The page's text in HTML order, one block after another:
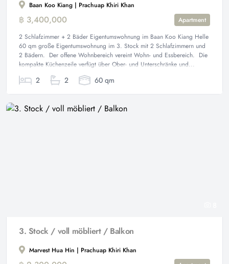
Baan Koo Kiang | Prachuap Khiri Khan
฿ 3,400,000
Apartment
2 Schlafzimmer + 2 Bäder Eigentumswohnung im Baan Koo Kiang Helle
60 qm große Eigentumswohnung im 3. Stock mit 2 Schlafzimmern und
2 Bädern. Der offene Wohnbereich vereint Wohn- und Essbereich. Die
kompakte Küchenzeile verfügt über Ober- und Unterschränke und...
2 2 60 qm
3. Stock / voll möbliert / Balkon
Marvest Hua Hin | Prachuap Khiri Khan